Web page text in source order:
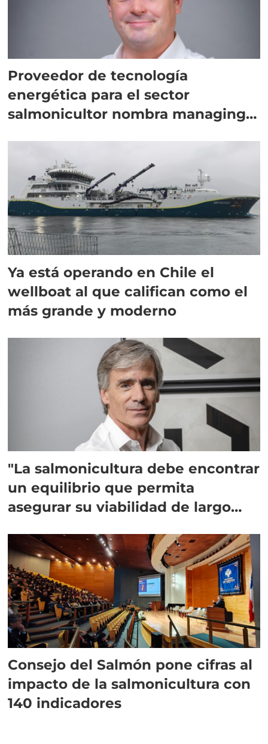
Proveedor de tecnología
energética para el sector
salmonicultor nombra managing
Ya está operando en Chile el
wellboat al que califican como el
más grande y moderno
"La salmonicultura debe encontrar
un equilibrio que permita
asegurar su viabilidad de largo
Consejo del Salmón pone cifras al
impacto de la salmonicultura con
140 indicadores